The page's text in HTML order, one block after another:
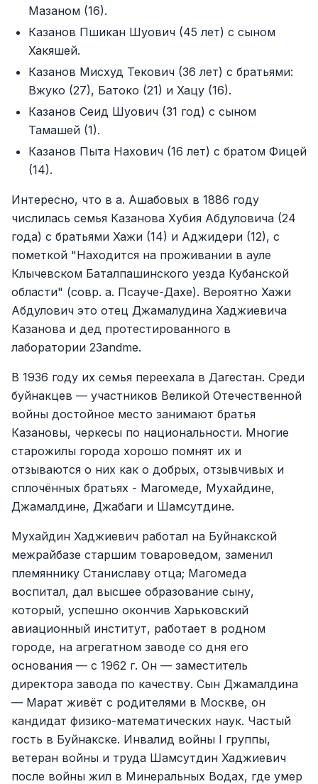
Мазаном (16).
Казанов Пшикан Шуович (45 лет) с сыном
Хакяшей.
Казанов Мисхуд Текович (36 лет) с братьями:
Вжуко (27), Батоко (21) и Хацу (16).
Казанов Сеид Шуович (31 год) с сыном
Тамашей (1).
Казанов Пыта Нахович (16 лет) с братом Фицей
(14).
Интересно, что в а. Ашабовых в 1886 году
числилась семья Казанова Хубия Абдуловича (24
года) с братьями Хажи (14) и Аджидери (12), с
пометкой "Находится на проживании в ауле
Клычевском Баталпашинского уезда Кубанской
области" (совр. а. Псауче-Дахе). Вероятно Хажи
Абдулович это отец Джамалудина Хаджиевича
Казанова и дед протестированного в
лаборатории 23andme.
В 1936 году их семья переехала в Дагестан. Среди
буйнакцев — участников Великой Отечественной
войны достойное место занимают братья
Казановы, черкесы по национальности. Многие
старожилы города хорошо помнят их и
отзываются о них как о добрых, отзывчивых и
сплочённых братьях - Магомеде, Мухайдине,
Джамалдине, Джабаги и Шамсутдине.
Мухайдин Хаджиевич работал на Буйнакской
межрайбазе старшим товароведом, заменил
племяннику Станиславу отца; Магомеда
воспитал, дал высшее образование сыну,
который, успешно окончив Харьковский
авиационный институт, работает в родном
городе, на агрегатном заводе со дня его
основания — с 1962 г. Он — заместитель
директора завода по качеству. Сын Джамалдина
— Марат живёт с родителями в Москве, он
кандидат физико-математических наук. Частый
гость в Буйнакске. Инвалид войны I группы,
ветеран войны и труда Шамсутдин Хаджиевич
после войны жил в Минеральных Водах, где умер